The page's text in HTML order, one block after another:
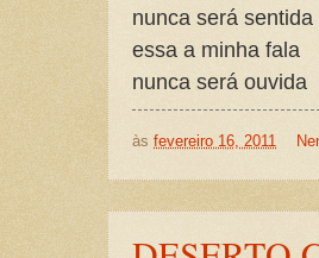
nunca será sentida
essa a minha fala
nunca será ouvida
às fevereiro 16, 2011